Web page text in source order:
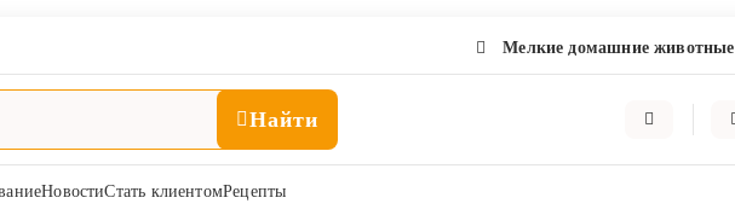
Мелкие домашние животные
Найти
НовостиСтать клиентомРецепты